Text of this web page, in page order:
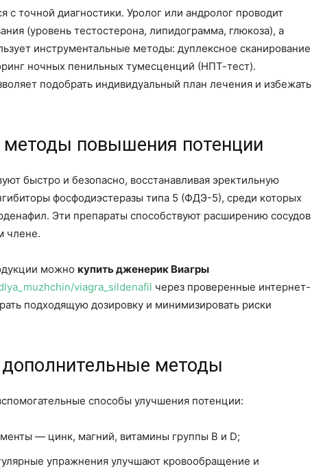
с точной диагностики. Уролог или андролог проводит
(уровень тестостерона, липидограмма, глюкоза), а
инструментальные методы: дуплексное сканирование
ночных пенильных тумесценций (НПТ-тест).
подобрать индивидуальный план лечения и избежать
повышения потенции
быстро и безопасно, восстанавливая эректильную
фосфодиэстеразы типа 5 (ФДЭ-5), среди которых
Эти препараты способствуют расширению сосудов
члене.
можно купить дженерик Виагры
viagra_sildenafil через проверенные интернет-
подходящую дозировку и минимизировать риски
методы
способы улучшения потенции:
— цинк, магний, витамины группы B и D;
упражнения улучшают кровообращение и